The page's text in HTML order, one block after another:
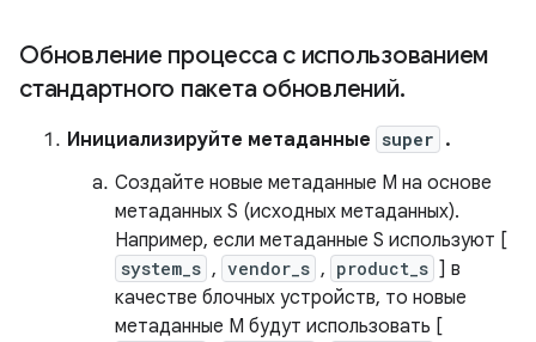
Обновление процесса с использованием
стандартного пакета обновлений.
Инициализируйте метаданные super .
Создайте новые метаданные M на основе
метаданных S (исходных метаданных).
Например, если метаданные S используют [
system_s , vendor_s , product_s ] в
качестве блочных устройств, то новые
метаданные M будут использовать [